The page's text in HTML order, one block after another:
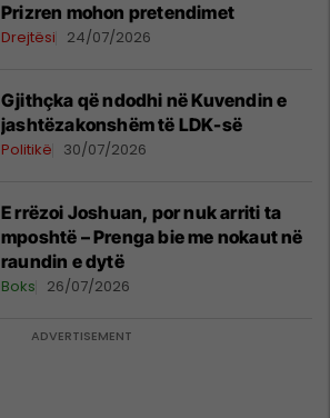
Prizren mohon pretendimet
Drejtësi 24/07/2026
Gjithçka që ndodhi në Kuvendin e
jashtëzakonshëm të LDK-së
Politikë 30/07/2026
E rrëzoi Joshuan, por nuk arriti ta
mposhtë – Prenga bie me nokaut në
raundin e dytë
Boks 26/07/2026